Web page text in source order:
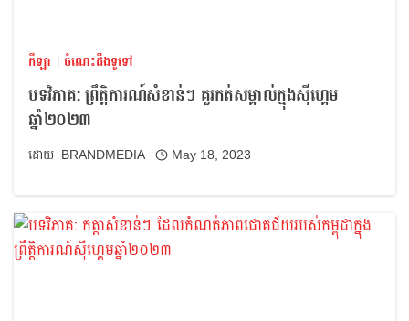
កីឡា | ចំណេះដឹងទូទៅ
បទវិភាគ: ព្រឹត្តិការណ៍សំខាន់ៗ គួរកត់សម្គាល់ក្នុងស៊ីហ្គេម
ឆ្នាំ២០២៣
BRANDMEDIA May 18, 2023